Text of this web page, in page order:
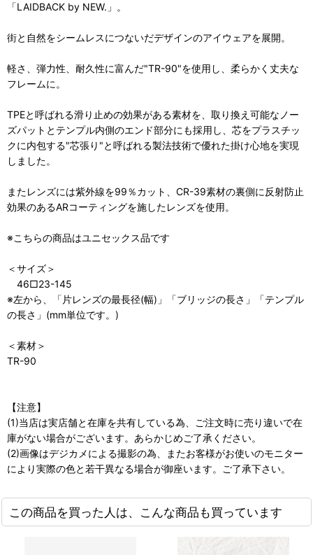
「LAIDBACK by NEW.」。
街と自然をシームレスにつないだデザインのアイウェアを展開。
軽さ、弾力性、耐久性に富んだ"TR-90"を使用し、柔らかく丈夫な
フレームに。
TPEと呼ばれる滑り止めの効果がある素材を、取り換え可能なノー
ズパットとテンプル内側のエンド部分にも採用し、芯をプラスチッ
クに内包する"芯張り"と呼ばれる製法技術で優れた掛け心地を実現
しました。
またレンズには紫外線を99％カット、CR-39素材の裏側に反射防止
効果のあるARコーティングを施したレンズを使用。
※こちらの商品はユニセックス品です
＜サイズ＞
46□23-145
※左から、「片レンズの最長径(幅)」「ブリッジの長さ」「テンプル
の長さ」(mm単位です。)
＜素材＞
TR-90
【注意】
(1)当店は実店舗と在庫を共有している為、ご注文時に売り違いで在
庫がない場合がございます。あらかじめご了承ください。
(2)画像はデジカメによる撮影の為、またお客様がお使いのモニター
により実際の色と若干異なる場合が御座います。ご了承下さい。
この商品を買った人は、こんな商品も買っています